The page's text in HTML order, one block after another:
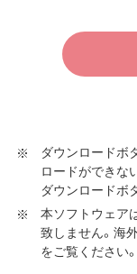
ホームページに
本機能について
従量制課金契約
よる通信費用や
発生することが
となります。
本製品の個体識
だき、［管理設定
ることで初期化
ます）について
の条件である保
ウェア（以下、
ア（ユーティリ
以下、本ソフト
す。
第1条 使用許諾
弊社は、本
ダウンロードボ
ロードができな
ダウンロードボ
本ソフトウェア
致しません。海
をご覧ください。